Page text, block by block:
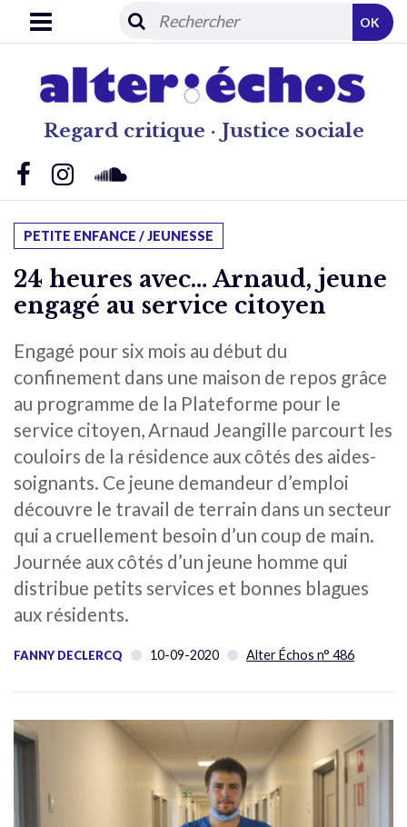
Regard critique · Justice sociale
OK
PETITE ENFANCE / JEUNESSE
24 heures avec… Arnaud, jeune
engagé au service citoyen
Engagé pour six mois au début du
confinement dans une maison de repos grâce
au programme de la Plateforme pour le
service citoyen, Arnaud Jeangille parcourt les
couloirs de la résidence aux côtés des aides-
soignants. Ce jeune demandeur d’emploi
découvre le travail de terrain dans un secteur
qui a cruellement besoin d’un coup de main.
Journée aux côtés d’un jeune homme qui
distribue petits services et bonnes blagues
aux résidents.
FANNY DECLERCQ 10-09-2020 Alter Échos n° 486